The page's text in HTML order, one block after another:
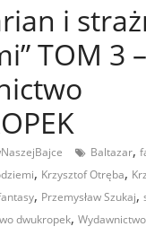
i
TOM 3 –
Baltazar,
, Krzysztof Otręba,
, Przemysław Szukaj,
dwukropek, Wydawnictwo